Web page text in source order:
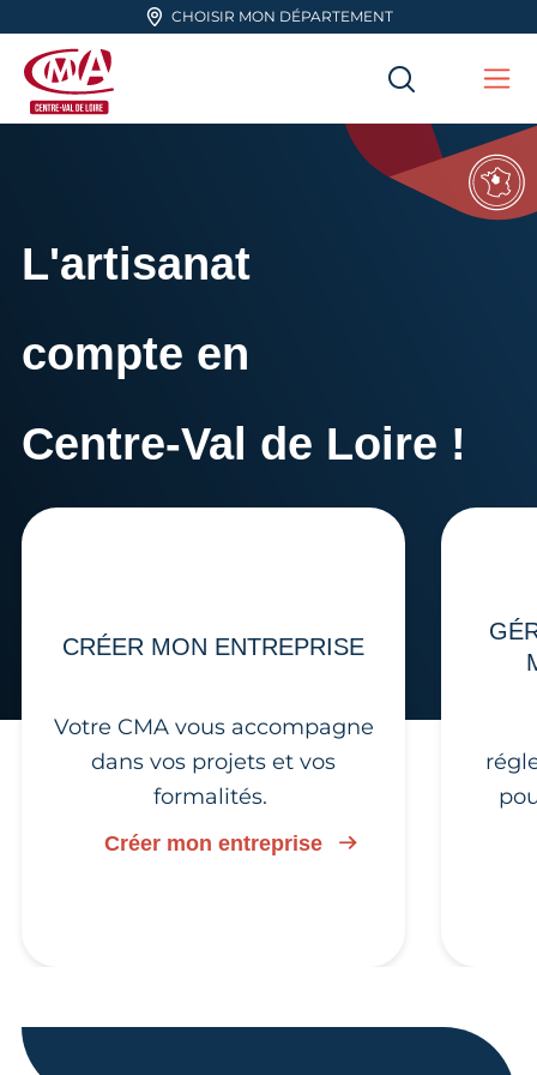
Aller en haut de pageCHOISIR MON DÉPARTEMENT
L'artisanat
compte en
Centre-Val de Loire !
CRÉER MON ENTREPRISE
Votre CMA vous accompagne
dans vos projets et vos
formalités.
Créer mon entreprise